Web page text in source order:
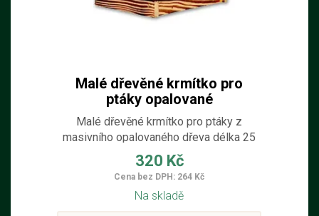
Malé dřevěné krmítko pro
ptáky opalované
Malé dřevěné krmítko pro ptáky z
masivního opalovaného dřeva délka 25
cm; šířka 20 cm; výška 22 cm
320 Kč
Cena bez DPH: 264 Kč
Na skladě